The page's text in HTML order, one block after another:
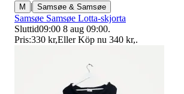
M | Samsøe & Samsøe
Samsøe Samsøe Lotta-skjorta
Sluttid09:00 8 aug 09:00.
Pris:330 kr,Eller Köp nu 340 kr,.